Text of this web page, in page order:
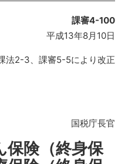
課審4-100
平成13年8月10日
法2-3、課審5-5により改正
国税庁長官
保険（終身保